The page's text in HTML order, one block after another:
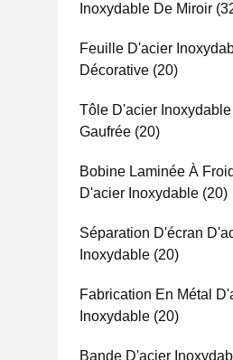
Inoxydable De Miroir
Feuille D'acier
Décorative (20)
Tôle D'acier Inoxydable
Gaufrée (20)
Bobine Laminée À Froid
D'acier Inoxydable (20)
Séparation D'écran
Inoxydable (20)
Fabrication En Métal
Inoxydable (20)
Bande D'acier